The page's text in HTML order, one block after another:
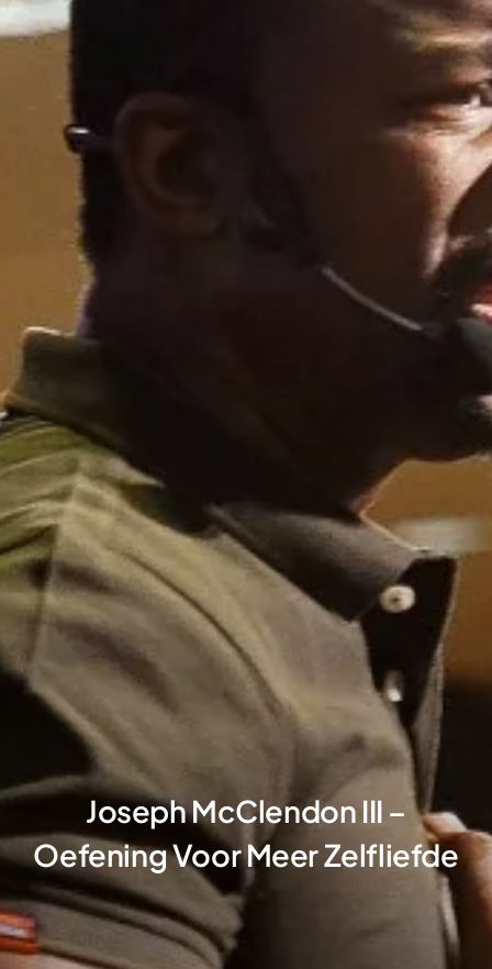
Joseph McClendon III –
Oefening Voor Meer Zelfliefde